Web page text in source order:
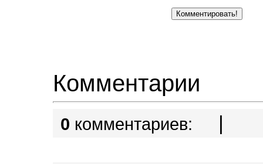
Комментарии
0 комментариев: |